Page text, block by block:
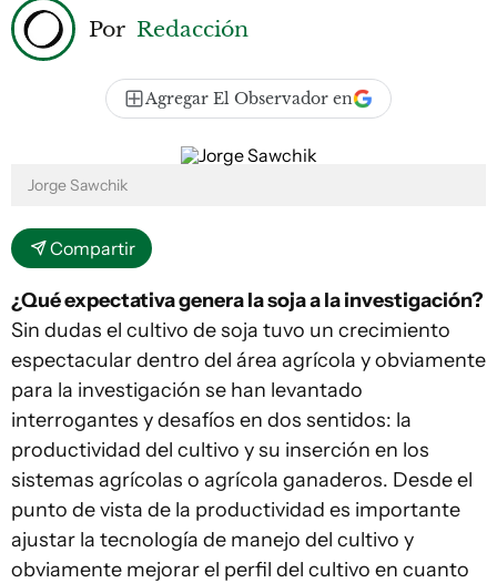
Por Redacción
Agregar El Observador en
Jorge Sawchik
Compartir
¿Qué expectativa genera la soja a la investigación?
Sin dudas el cultivo de soja tuvo un crecimiento
espectacular dentro del área agrícola y obviamente
para la investigación se han levantado
interrogantes y desafíos en dos sentidos: la
productividad del cultivo y su inserción en los
sistemas agrícolas o agrícola ganaderos. Desde el
punto de vista de la productividad es importante
ajustar la tecnología de manejo del cultivo y
obviamente mejorar el perfil del cultivo en cuanto